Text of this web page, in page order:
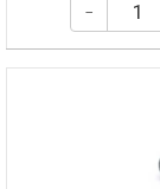
–
В центре амулета